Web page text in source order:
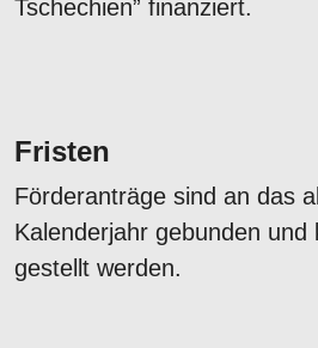
Tschechien” finanziert.
Fristen
Förderanträge sind an das
Kalenderjahr gebunden und
gestellt werden.